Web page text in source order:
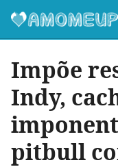
Impõe
Indy,
pitbull